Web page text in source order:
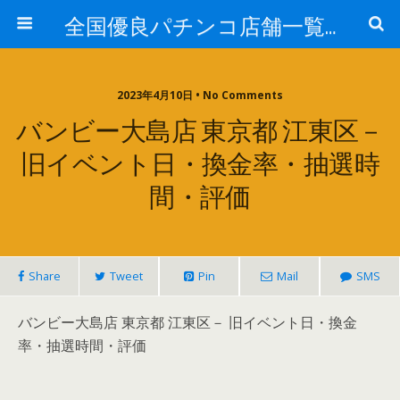
全国優良パチンコ店舗一覧：プロ厳選ガイド
2023年4月10日 • No Comments
バンビー大島店 東京都 江東区－
旧イベント日・換金率・抽選時
間・評価
Share Tweet Pin Mail SMS
バンビー大島店 東京都 江東区－ 旧イベント日・換金
率・抽選時間・評価